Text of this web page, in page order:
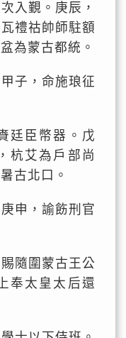
入覲。庚辰，
禮祜帥師駐額
為蒙古都統。
子，命施琅征
廷臣幣器。戊
杭艾為戶部尚
古北口。
申，諭飭刑官
隨圍蒙古王公
奉太皇太后還